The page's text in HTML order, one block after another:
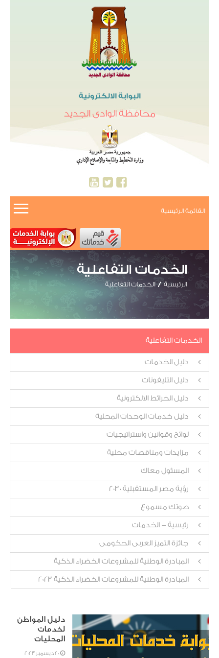
البوابة الالكترونية
محافظة الوادى الجديد
القائمة الرئيسية
الخدمات التفاعلية
الرئيسية الخدمات التفاعلية
الخدمات التفاعلية
دليل الخدمات
دليل التليفونات
دليل الخرائط الالكترونية
دليل خدمات الوحدات المحلية
لوائح وقوانين واستراتيجيات
مزايدات ومناقصات محلية
المسئول معاك
رؤية مصر المستقبلية 2030
صوتك مسموع
رئيسية - الخدمات
جائزة التميز العربى الحكومى
المبادرة الوطنية للمشروعات الخضراء الذكية
المبادرة الوطنية للمشروعات الخضراء الذكية 2023
دليل المواطن
لخدمات
المحليات